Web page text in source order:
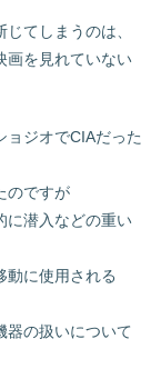
てしまうのは、
画を見れていない
ョジオでCIAだった
のですが
に潜入などの重い
動に使用される
器の扱いについて